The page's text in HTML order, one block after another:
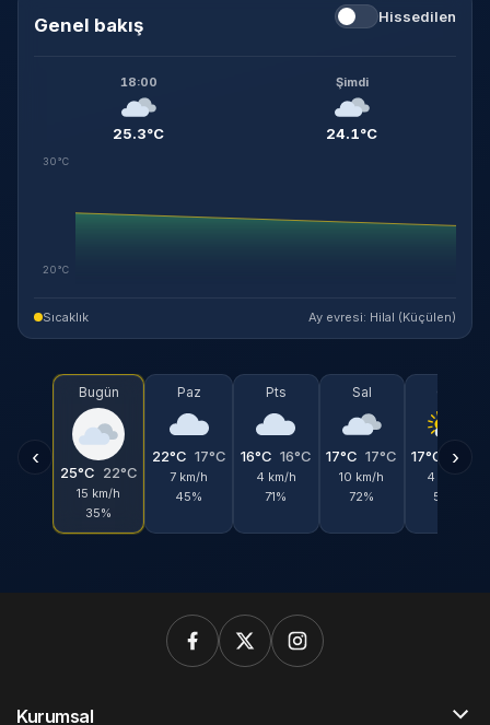
Genel bakış Hissedilen
18:00
25.3°C
Şimdi
24.1°C
30°C
20°C
Sıcaklık Ay evresi: Hilal (Küçülen)
‹
Bugün
25°C 22°C
15 km/h
35%
Paz
22°C 17°C
7 km/h
45%
Pts
16°C 16°C
4 km/h
71%
Sal
17°C 17°C
10 km/h
72%
17°C 17°C
4 km/h
54%
›
Kurumsal